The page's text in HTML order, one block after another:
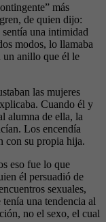
más
de quien dijo:
una intimidad
modos, lo llamaba
un anillo que él le
las mujeres
Cuando él y
alumna de ella, la
Los encendía
con su propia hija.
eso fue lo que
él persuadió de
sexuales,
una tendencia al
no el sexo, el cual